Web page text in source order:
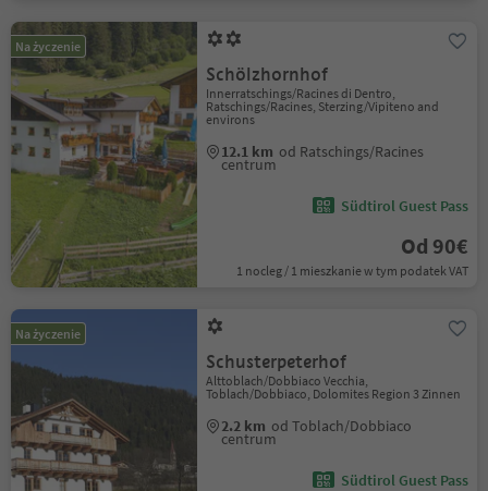
Na życzenie
Schölzhornhof
Innerratschings/Racines di Dentro,
Ratschings/Racines, Sterzing/Vipiteno and
environs
12.1 km od Ratschings/Racines
centrum
Südtirol Guest Pass
Od 90€
1 nocleg / 1 mieszkanie w tym podatek VAT
Na życzenie
Schusterpeterhof
Alttoblach/Dobbiaco Vecchia,
Toblach/Dobbiaco, Dolomites Region 3 Zinnen
2.2 km od Toblach/Dobbiaco
centrum
Südtirol Guest Pass